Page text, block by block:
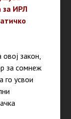
за ИРЛ
закон,
за сомнеж
го усвои